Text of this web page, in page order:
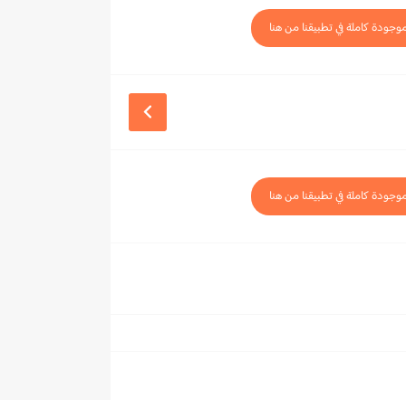
موجودة كاملة في تطبيقنا من هنا
موجودة كاملة في تطبيقنا من هنا